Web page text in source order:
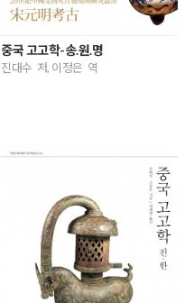
중국 고고학-송.원.명
진대수 저, 이정은 역